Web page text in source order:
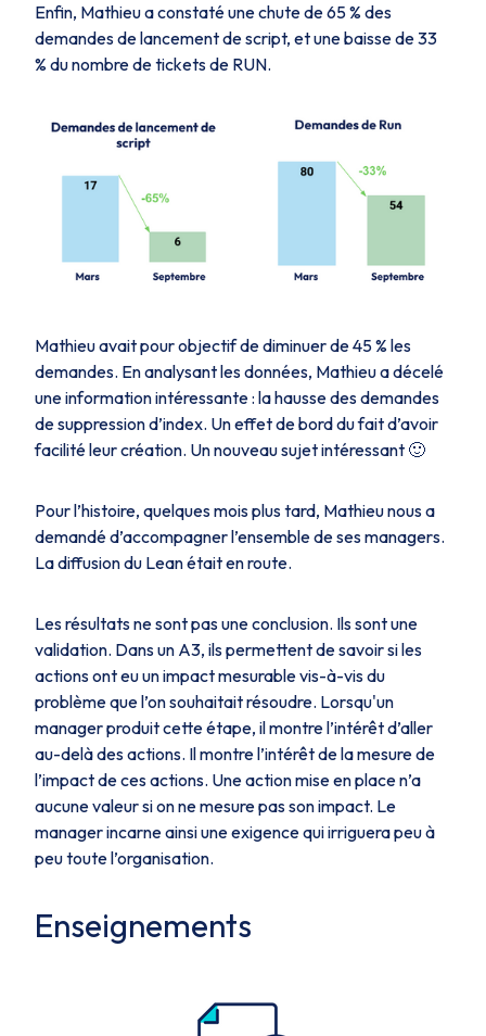
Enfin, Mathieu a constaté une chute de 65 % des
demandes de lancement de script, et une baisse de 33
% du nombre de tickets de RUN.
Mathieu avait pour objectif de diminuer de 45 % les
demandes. En analysant les données, Mathieu a décelé
une information intéressante : la hausse des demandes
de suppression d’index. Un effet de bord du fait d’avoir
facilité leur création. Un nouveau sujet intéressant 🙂
Pour l’histoire, quelques mois plus tard, Mathieu nous a
demandé d’accompagner l’ensemble de ses managers.
La diffusion du Lean était en route.
Les résultats ne sont pas une conclusion. Ils sont une
validation. Dans un A3, ils permettent de savoir si les
actions ont eu un impact mesurable vis-à-vis du
problème que l’on souhaitait résoudre. Lorsqu'un
manager produit cette étape, il montre l’intérêt d’aller
au-delà des actions. Il montre l’intérêt de la mesure de
l’impact de ces actions. Une action mise en place n’a
aucune valeur si on ne mesure pas son impact. Le
manager incarne ainsi une exigence qui irriguera peu à
peu toute l’organisation.
Enseignements